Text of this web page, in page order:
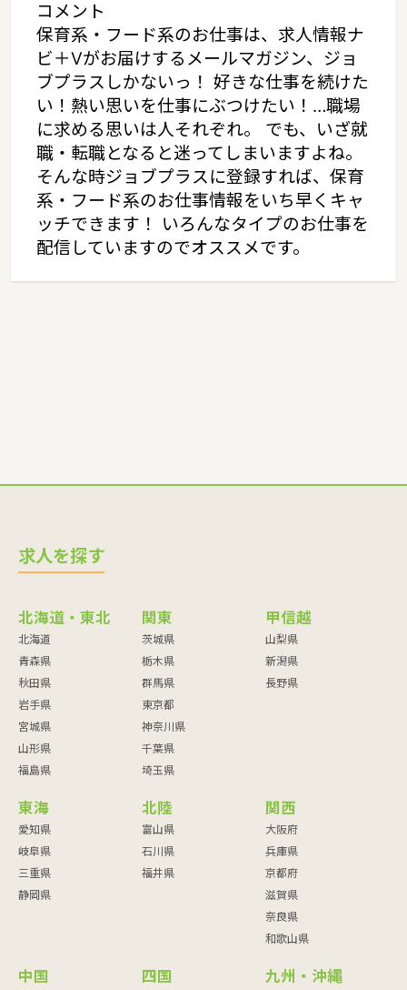
コメント
保育系・フード系のお仕事は、求人情報ナ
ビ＋Vがお届けするメールマガジン、ジョ
ブプラスしかないっ！ 好きな仕事を続けた
い！熱い思いを仕事にぶつけたい！…職場
に求める思いは人それぞれ。 でも、いざ就
職・転職となると迷ってしまいますよね。
そんな時ジョブプラスに登録すれば、保育
系・フード系のお仕事情報をいち早くキャ
ッチできます！ いろんなタイプのお仕事を
配信していますのでオススメです。
求人を探す
北海道・東北
北海道
青森県
秋田県
岩手県
宮城県
山形県
福島県
関東
茨城県
栃木県
群馬県
東京都
神奈川県
千葉県
埼玉県
甲信越
山梨県
新潟県
長野県
東海
愛知県
岐阜県
三重県
静岡県
北陸
富山県
石川県
福井県
関西
大阪府
兵庫県
京都府
滋賀県
奈良県
和歌山県
中国 四国 九州・沖縄